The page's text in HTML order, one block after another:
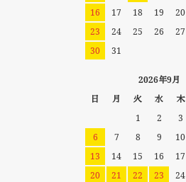
16
17 18 19 20
23
24 25 26 27
30
31
2026年9月
日
月 火 水 木
1
2 3
6
7 8 9 10
13
14 15 16 17
20
21 22 23 24